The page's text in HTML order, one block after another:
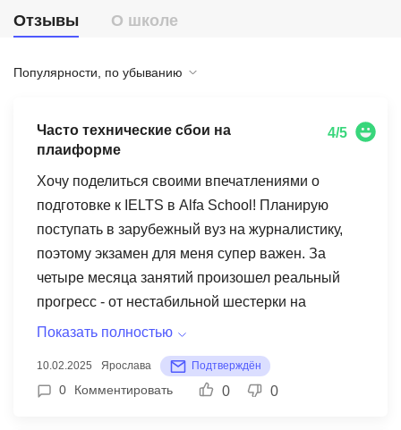
Отзывы О школе
Популярности, по убыванию
Часто технические сбои на
плаиформе
4/5
Хочу поделиться своими впечатлениями о
подготовке к IELTS в Alfa School! Планирую
поступать в зарубежный вуз на журналистику,
поэтому экзамен для меня супер важен. За
четыре месяца занятий произошел реальный
прогресс - от нестабильной шестерки на
пробниках до твердой 7.5! Преподаватель Анна
способ объяснить сложные моменты, дает кучу
полезных лайфхаков для экзамена и реально
Показать полностью
10.02.2025 Ярослава Подтверждён
0 Комментировать 0 0